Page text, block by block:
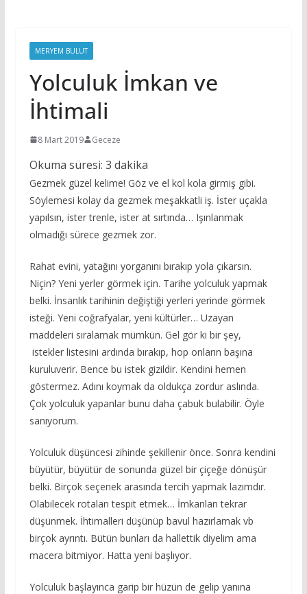
MERYEM BULUT
Yolculuk İmkan ve
İhtimali
8 Mart 2019 Geceze
Okuma süresi: 3 dakika
Gezmek güzel kelime! Göz ve el kol kola girmiş gibi.
Söylemesi kolay da gezmek meşakkatli iş. İster uçakla
yapılsın, ister trenle, ister at sırtında… Işınlanmak
olmadığı sürece gezmek zor.
Rahat evini, yatağını yorganını bırakıp yola çıkarsın.
Niçin? Yeni yerler görmek için. Tarihe yolculuk yapmak
belki. İnsanlık tarihinin değiştiği yerleri yerinde görmek
isteği. Yeni coğrafyalar, yeni kültürler… Uzayan
maddeleri sıralamak mümkün. Gel gör ki bir şey,
istekler listesini ardında bırakıp, hop onların başına
kuruluverir. Bence bu istek gizildir. Kendini hemen
göstermez. Adını koymak da oldukça zordur aslında.
Çok yolculuk yapanlar bunu daha çabuk bulabilir. Öyle
sanıyorum.
Yolculuk düşüncesi zihinde şekillenir önce. Sonra kendini
büyütür, büyütür de sonunda güzel bir çiçeğe dönüşür
belki. Birçok seçenek arasında tercih yapmak lazımdır.
Olabilecek rotaları tespit etmek… İmkanları tekrar
düşünmek. İhtimalleri düşünüp bavul hazırlamak vb
birçok ayrıntı. Bütün bunları da hallettik diyelim ama
macera bitmiyor. Hatta yeni başlıyor.
Yolculuk başlayınca garip bir hüzün de gelip yanına